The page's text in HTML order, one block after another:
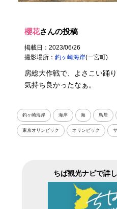
櫻花さんの投稿
掲載日：2023/06/26
撮影場所：釣ヶ崎海岸(一宮町)
房総大作戦で、よさこい踊
気持ち良かったなぁ。
釣ヶ崎海岸 海岸 海 鳥居
東京オリンピック オリンピック
ちば観光ナビで詳